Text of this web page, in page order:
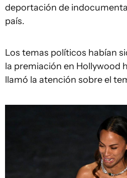
deportación de
país.
Los temas políticos habían
la premiación en Hollywood
llamó la atención sobre el